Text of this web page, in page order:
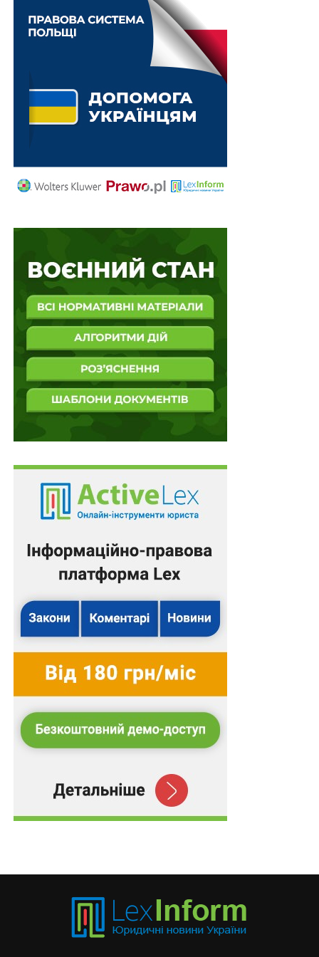
інформації, отриманої від компетентних органів
іноземної держави в рамках міжнародного
автоматичного обміну інформацією про доходи,
отримані через цифрові платформи, та іншої наявної у
контролюючого органу інформації, отриманої
відповідно до ст. 358 і 359 цього Кодексу.
має лише фактичний бенефіціарний власник
доходу
вимогам п. 178-1.1 цієї статті, така особа втрачає
право на застосування ставки 10 відсотків,
починаючи з першого числа першого місяця
календарного кварталу, в якому допущено таку
невідповідність, до моменту її усунення, але не менш
як до 1 січня наступного податкового (звітного) року.
Фізична особа – продавець, яка отримувала дохід від
здійснення звітної діяльності через цифрові
платформи протягом періоду, що починається з дати
втрати нею права на застосування ставки 10
відсотків, зобов’язана включити суму такого доходу
до складу загального річного оподатковуваного
декларацію про майновий стан і доходи (податкову
декларацію) відповідно до цього Кодексу та
самостійно сплатити податок з суми такого доходу за
ставкою 23 відсотки, за вирахуванням суми податку,
платформи з такого доходу. При цьому сума доходу
фізичної особи – продавця та сума податку
утриманого оператором платформи, визначені в
іноземній валюті, перераховуються у гривні за
офіційним курсом гривні до іноземної валюти,
встановленим Національним банком України станом
на 1 січня звітного (податкового) року.
Відповідні зміни набирають чинності з 1 січня 2027 р.
Також цей кодекс доповнено розділом XVIII-3
«Міжнародне адміністративне співробітництво у
сфері оподаткування», який набирає чинності з 1
компетентного органу України до Багатосторонньої
угоди DPI.
алгоритми дій, роз’яснення, корисні ресурси